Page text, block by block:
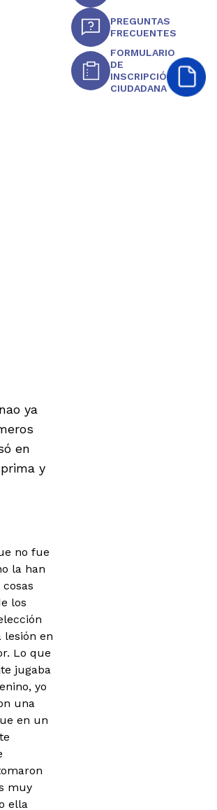
ya
en
y
no fue
la han
los
lesión en
Lo que
jugaba
yo
una
en un
muy
ella
PREGUNTAS
FRECUENTES
FORMULARIO
DE
INSCRIPCIÓN
CIUDADANA